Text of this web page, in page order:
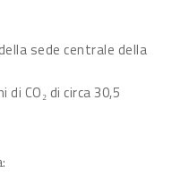
sede centrale della
CO₂ di circa 30,5